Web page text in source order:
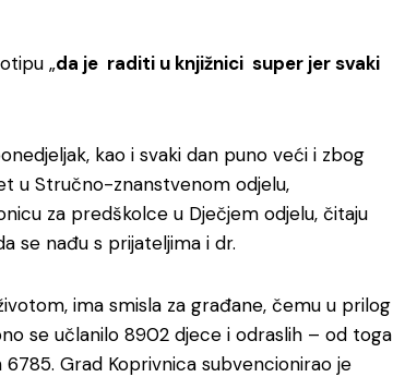
„da je raditi u knjižnici super jer svaki
kao i svaki dan puno veći i zbog
u Stručno-znanstvenom odjelu,
za predškolce u Dječjem odjelu, čitaju
se nađu s prijateljima i dr.
ima smisla za građane, čemu u prilog
se učlanilo 8902 djece i odraslih – od toga
Grad Koprivnica subvencionirao je